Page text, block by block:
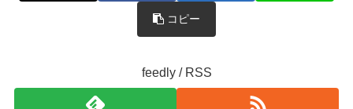
コピー
feedly / RSS